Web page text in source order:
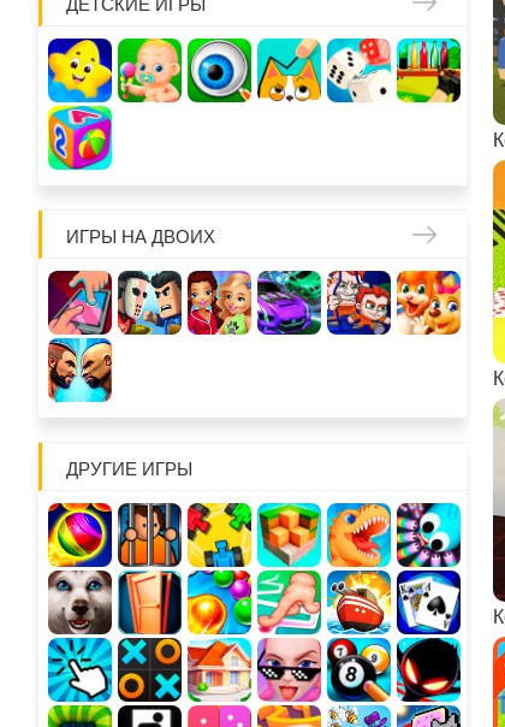
ИГРЫ НА ДВОИХ
ДРУГИЕ ИГРЫ